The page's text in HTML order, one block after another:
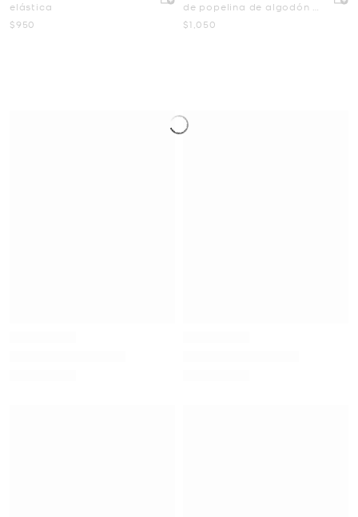
elástica
Ahora
$950
de popelina de algodón a
rayas
Ahora
$1,050